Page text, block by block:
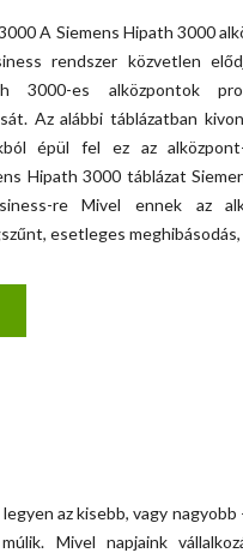
A Siemens Hipath 3000
rendszer közvetlen
3000-es alközpontok
Az alábbi táblázatban
épül fel ez az
Hipath 3000 táblázat
re Mivel ennek az
esetleges
legyen az kisebb, vagy
Mivel napjaink